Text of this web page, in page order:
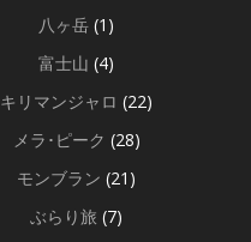
八ヶ岳 (1)
富士山 (4)
キリマンジャロ (22)
メラ･ピーク (28)
モンブラン (21)
ぶらり旅 (7)